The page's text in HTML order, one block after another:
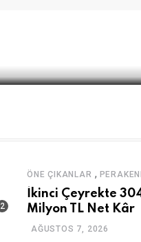
ÖNE ÇIKANLAR ,
İkinci Çeyrekte
Milyon TL Net Kâr
AĞUSTOS 7, 2026